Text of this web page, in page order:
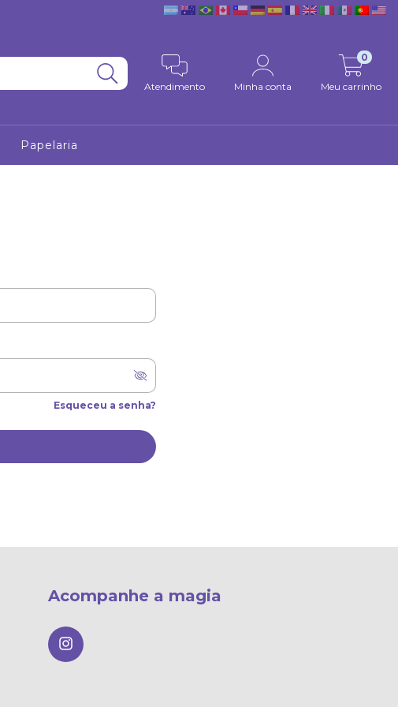
Atendimento Minha conta Meu carrinho
0
Papelaria
Esqueceu a senha?
Acompanhe a magia